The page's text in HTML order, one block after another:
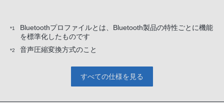
*1
Bluetoothプロファイルとは、Bluetooth製品の特性ごとに機能
を標準化したものです
*2 音声圧縮変換方式のこと
すべての仕様を見る